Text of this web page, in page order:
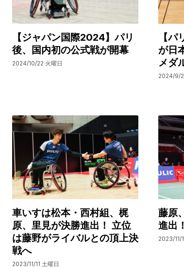
【ジャパン国際2024】パリ
後、国内初の公式戦が開幕
2024/10/22 火曜日
【
が日
メダ
2024/9/2
車いすは松本・西村組、梶
原、里見が決勝進出！ 立位
は藤野がライバルとの頂上決
戦へ
2023/11/11 土曜日
藤原
進出！
2023/11/